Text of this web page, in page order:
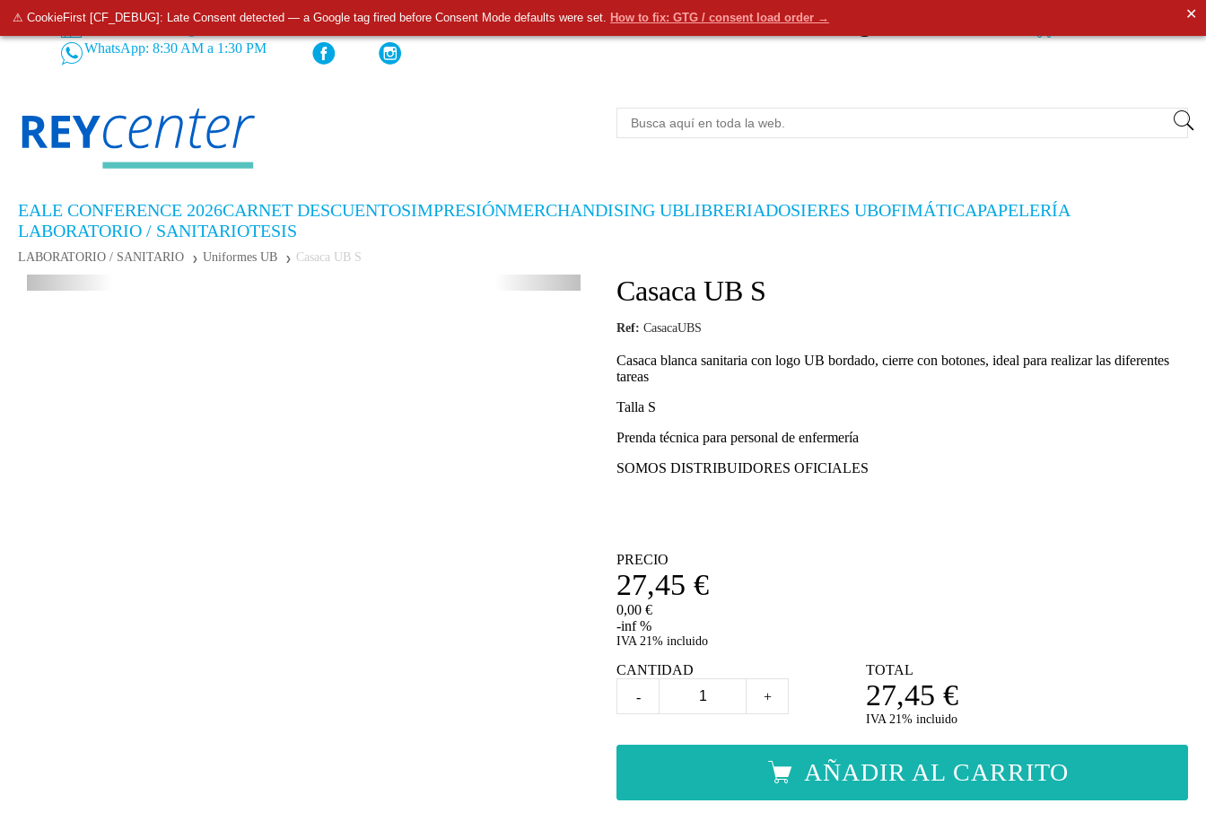
⚠ CookieFirst [CF_DEBUG]: Late Consent detected — a Google tag fired before Consent Mode defaults were set. How to fix: GTG / consent load order → ✕
Tiendas
Pedidos: 932 520 233
WhatsApp: 8:30 AM a 1:30 PM
EALE CONFERENCE 2026CARNET DESCUENTOSIMPRESIÓNMERCHANDISING UBLIBRERIADOSIERES UBOFIMÁTICAPAPELERÍA
LABORATORIO / SANITARIOTESIS
LABORATORIO / SANITARIO Uniformes UB Casaca UB S
Casaca UB S
Ref: CasacaUBS
Casaca blanca sanitaria con logo UB bordado, cierre con botones, ideal para realizar las diferentes
tareas
Talla S
Prenda técnica para personal de enfermería
SOMOS DISTRIBUIDORES OFICIALES
PRECIO
27,45 €
0,00 €
-inf %
IVA 21% incluido
CANTIDAD
-
+
TOTAL
27,45 €
IVA 21% incluido
AÑADIR AL CARRITO